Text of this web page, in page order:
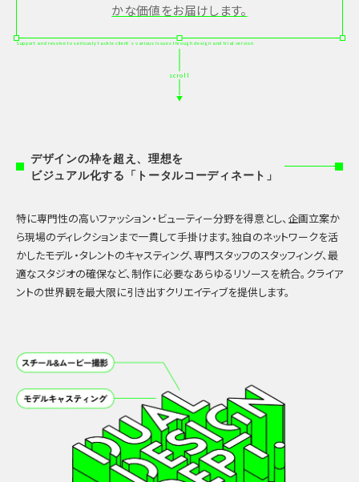
かな価値をお届けします。
Support and resolve to seriously tackle client's various issues through design and trial version
scroll
▼
デザインの枠を超え、理想を
ビジュアル化する「トータルコーディネート」
特に専門性の高いファッション・ビューティー分野を得意とし、企画立案か
ら現場のディレクションまで一貫して手掛けます。独自のネットワークを活
かしたモデル・タレントのキャスティング、専門スタッフのスタッフィング、最
適なスタジオの確保など、制作に必要なあらゆるリソースを統合。クライア
ントの世界観を最大限に引き出すクリエイティブを提供します。